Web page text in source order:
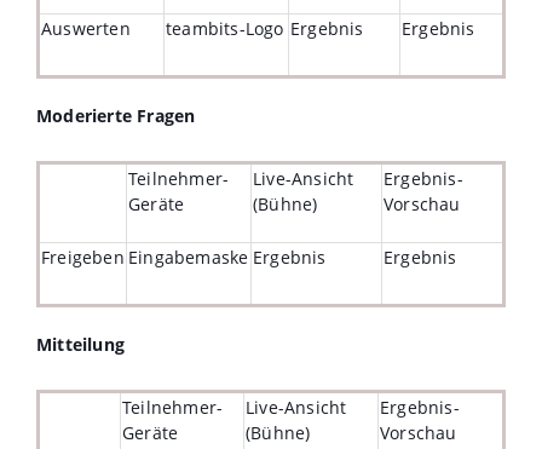
Auswerten teambits-Logo Ergebnis Ergebnis
Moderierte Fragen
Teilnehmer-
Geräte
Live-Ansicht
(Bühne)
Ergebnis-
Vorschau
Freigeben Eingabemaske Ergebnis Ergebnis
Mitteilung
Teilnehmer-
Geräte
Live-Ansicht
(Bühne)
Ergebnis-
Vorschau